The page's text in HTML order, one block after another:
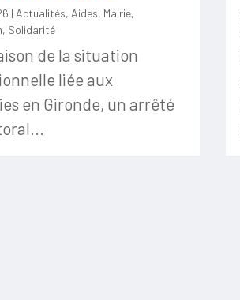
| Actualités, Aides, Mairie,
, Solidarité
de la situation
liée aux
en Gironde, un arrêté